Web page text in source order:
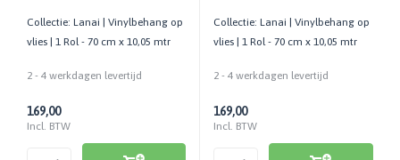
Collectie: Lanai | Vinylbehang op
vlies | 1 Rol - 70 cm x 10,05 mtr
2 - 4 werkdagen levertijd
169,00
Incl. BTW
Collectie: Lanai | Vinylbehang op
vlies | 1 Rol - 70 cm x 10,05 mtr
2 - 4 werkdagen levertijd
169,00
Incl. BTW